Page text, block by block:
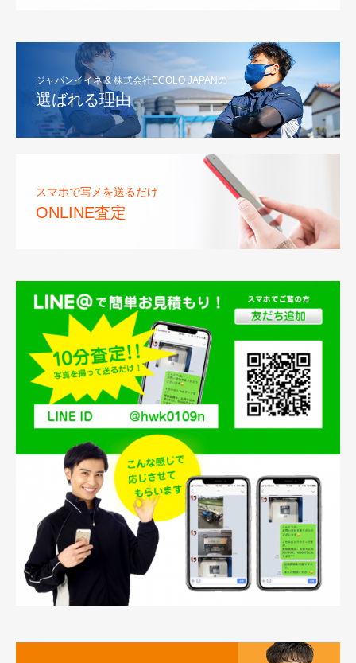
ジャパンイイネ & 株式会社ECOLO JAPANの
選ばれる理由
スマホで写メを送るだけ
ONLINE査定